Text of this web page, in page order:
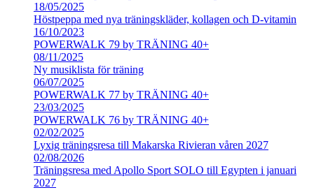
18/05/2025
Höstpeppa med nya träningskläder, kollagen och D-vitamin
16/10/2023
POWERWALK 79 by TRÄNING 40+
08/11/2025
Ny musiklista för träning
06/07/2025
POWERWALK 77 by TRÄNING 40+
23/03/2025
POWERWALK 76 by TRÄNING 40+
02/02/2025
Lyxig träningsresa till Makarska Rivieran våren 2027
02/08/2026
Träningsresa med Apollo Sport SOLO till Egypten i januari
2027